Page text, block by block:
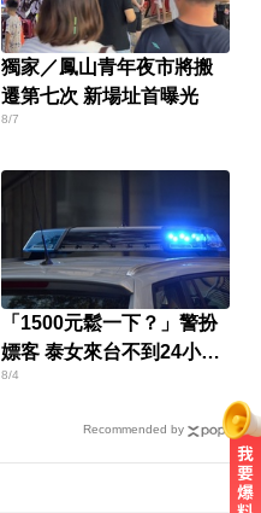
獨家／鳳山青年夜市將搬
遷第七次 新場址首曝光
8/7
「1500元鬆一下？」警扮
嫖客 泰女來台不到24小時
就被逮
8/4
Recommended by